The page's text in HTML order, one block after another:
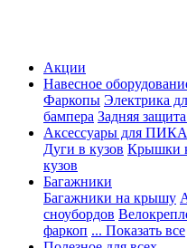
Акции
Навесное
Фаркопы Электрика
бампера Задняя
Аксессуары для
Дуги в кузов Крышки
кузов
Багажники
Багажники на крышу
сноубордов
фаркоп ... Показать все